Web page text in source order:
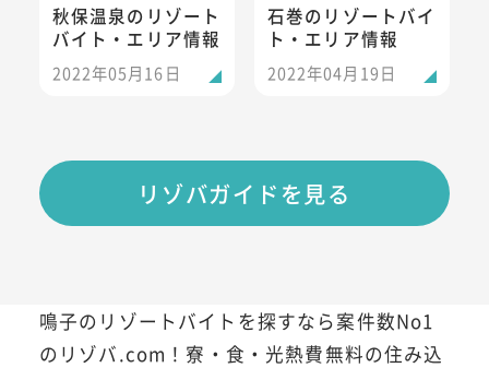
秋保温泉のリゾート
バイト・エリア情報
2022年05月16日
石巻のリゾートバイ
ト・エリア情報
2022年04月19日
リゾバガイドを見る
鳴子のリゾートバイトを探すなら案件数No1
のリゾバ.com！寮・食・光熱費無料の住み込